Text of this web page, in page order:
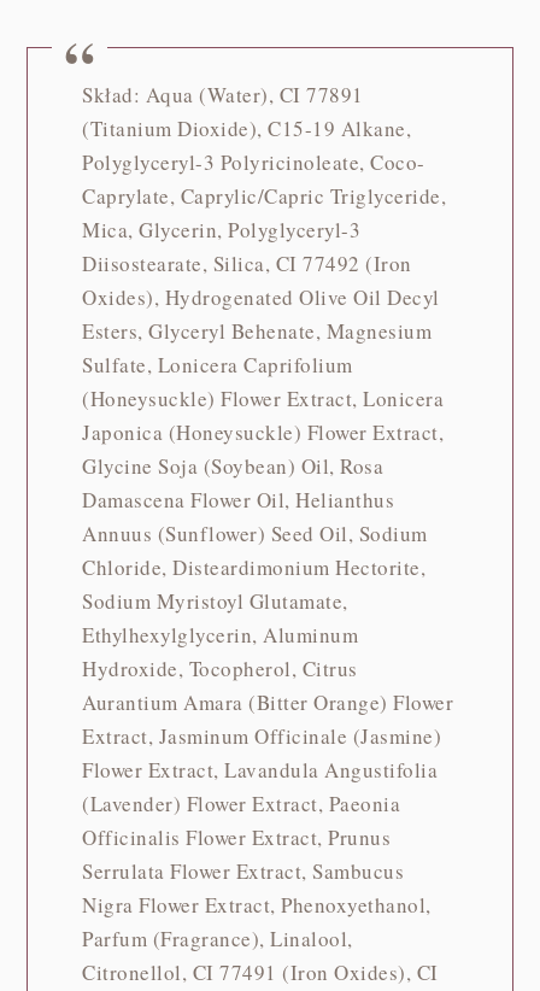
Skład: Aqua (Water), CI 77891
(Titanium Dioxide), C15-19 Alkane,
Polyglyceryl-3 Polyricinoleate, Coco-
Caprylate, Caprylic/Capric Triglyceride,
Mica, Glycerin, Polyglyceryl-3
Diisostearate, Silica, CI 77492 (Iron
Oxides), Hydrogenated Olive Oil Decyl
Esters, Glyceryl Behenate, Magnesium
Sulfate, Lonicera Caprifolium
(Honeysuckle) Flower Extract, Lonicera
Japonica (Honeysuckle) Flower Extract,
Glycine Soja (Soybean) Oil, Rosa
Damascena Flower Oil, Helianthus
Annuus (Sunflower) Seed Oil, Sodium
Chloride, Disteardimonium Hectorite,
Sodium Myristoyl Glutamate,
Ethylhexylglycerin, Aluminum
Hydroxide, Tocopherol, Citrus
Aurantium Amara (Bitter Orange) Flower
Extract, Jasminum Officinale (Jasmine)
Flower Extract, Lavandula Angustifolia
(Lavender) Flower Extract, Paeonia
Officinalis Flower Extract, Prunus
Serrulata Flower Extract, Sambucus
Nigra Flower Extract, Phenoxyethanol,
Parfum (Fragrance), Linalool,
Citronellol, CI 77491 (Iron Oxides), CI